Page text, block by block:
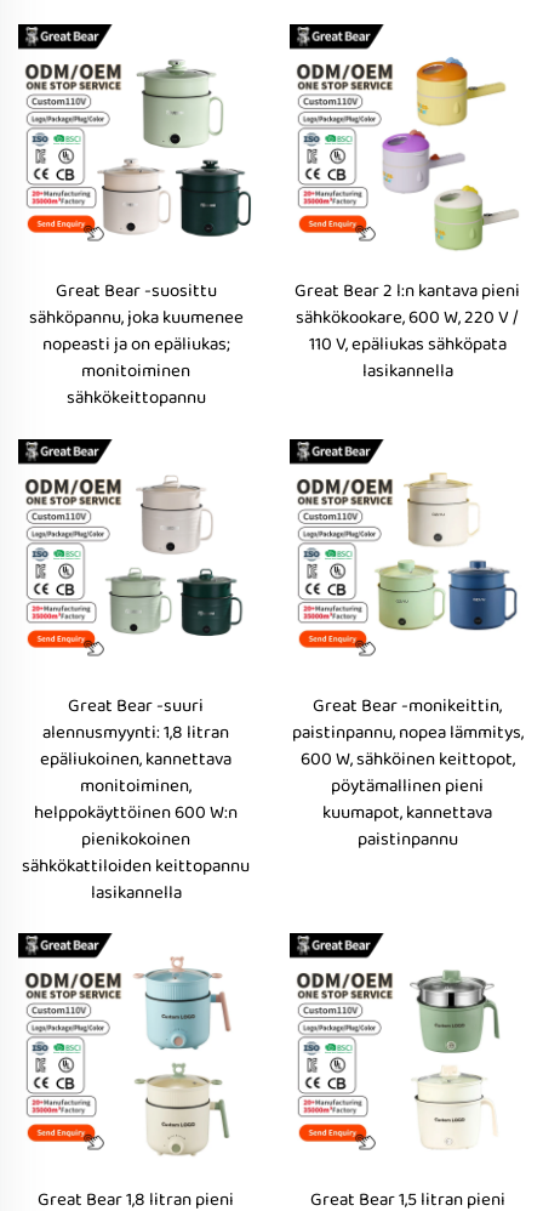
Great Bear -suosittu
sähköpannu, joka kuumenee
nopeasti ja on epäliukas;
monitoiminen
sähkökeittopannu
Great Bear 2 l:n kantava pieni
sähkökookare, 600 W, 220 V /
110 V, epäliukas sähköpata
lasikannella
Great Bear -suuri
alennusmyynti: 1,8 litran
epäliukoinen, kannettava
monitoiminen,
helppokäyttöinen 600 W:n
pienikokoinen
sähkökattiloiden keittopannu
lasikannella
Great Bear -monikeittin,
paistinpannu, nopea lämmitys,
600 W, sähköinen keittopot,
pöytämallinen pieni
kuumapot, kannettava
paistinpannu
Great Bear 1,8 litran pieni Great Bear 1,5 litran pieni